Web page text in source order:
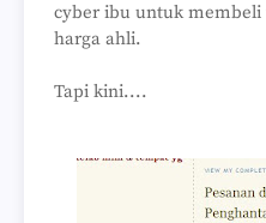
cyber ibu untuk membeli
harga ahli.
Tapi kini....